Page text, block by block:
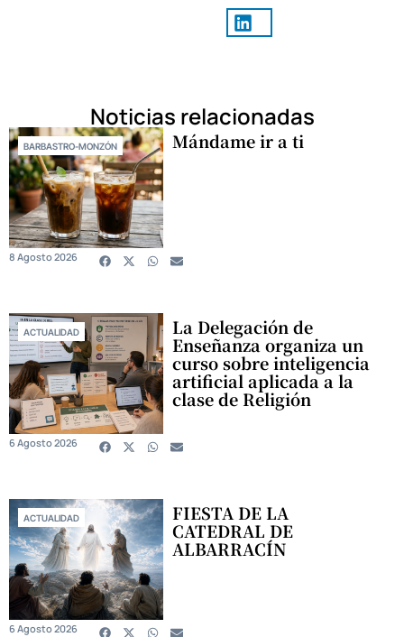
Noticias relacionadas
BARBASTRO-MONZÓN Mándame ir a ti
8 Agosto 2026
ACTUALIDAD La Delegación de
Enseñanza organiza un
curso sobre inteligencia
artificial aplicada a la
clase de Religión
6 Agosto 2026
ACTUALIDAD FIESTA DE LA
CATEDRAL DE
ALBARRACÍN
6 Agosto 2026